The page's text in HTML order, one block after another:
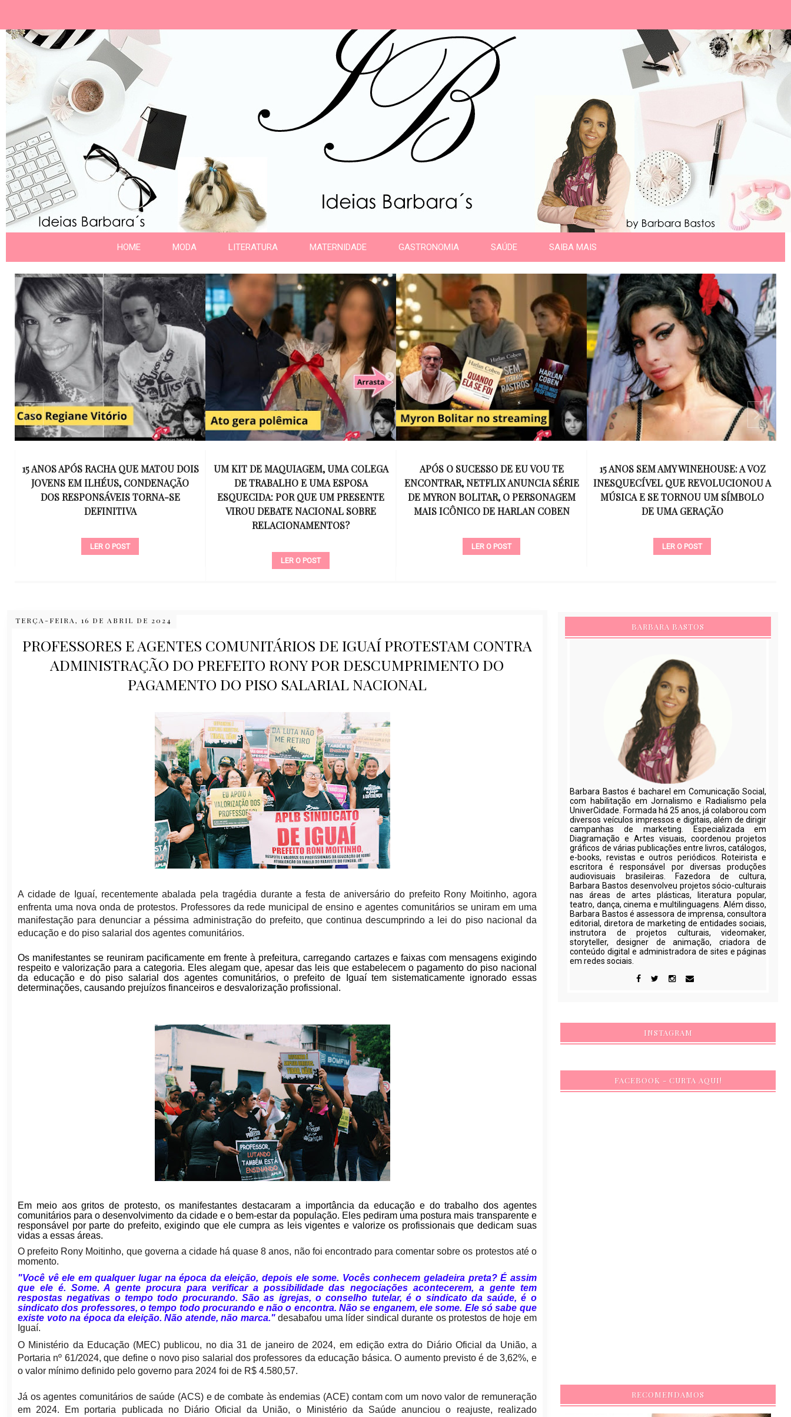
HOME MODA LITERATURA MATERNIDADE GASTRONOMIA SAÚDE SAIBA MAIS
15 ANOS APÓS RACHA QUE MATOU DOIS
JOVENS EM ILHÉUS, CONDENAÇÃO
DOS RESPONSÁVEIS TORNA-SE
DEFINITIVA
LER O POST
UM KIT DE MAQUIAGEM, UMA COLEGA
DE TRABALHO E UMA ESPOSA
ESQUECIDA: POR QUE UM PRESENTE
VIROU DEBATE NACIONAL SOBRE
RELACIONAMENTOS?
LER O POST
APÓS O SUCESSO DE EU VOU TE
ENCONTRAR, NETFLIX ANUNCIA SÉRIE
DE MYRON BOLITAR, O PERSONAGEM
MAIS ICÔNICO DE HARLAN COBEN
LER O POST
15 ANOS SEM AMY WINEHOUSE: A VOZ
INESQUECÍVEL QUE REVOLUCIONOU A
MÚSICA E SE TORNOU UM SÍMBOLO
DE UMA GERAÇÃO
LER O POST
TERÇA-FEIRA, 16 DE ABRIL DE 2024
PROFESSORES E AGENTES COMUNITÁRIOS DE IGUAÍ PROTESTAM CONTRA
ADMINISTRAÇÃO DO PREFEITO RONY POR DESCUMPRIMENTO DO
PAGAMENTO DO PISO SALARIAL NACIONAL
A cidade de Iguaí, recentemente abalada pela tragédia durante a festa de aniversário do prefeito Rony Moitinho, agora
enfrenta uma nova onda de protestos. Professores da rede municipal de ensino e agentes comunitários se uniram em uma
manifestação para denunciar a péssima administração do prefeito, que continua descumprindo a lei do piso nacional da
educação e do piso salarial dos agentes comunitários.
Os manifestantes se reuniram pacificamente em frente à prefeitura, carregando cartazes e faixas com mensagens exigindo
respeito e valorização para a categoria. Eles alegam que, apesar das leis que estabelecem o pagamento do piso nacional
da educação e do piso salarial dos agentes comunitários, o prefeito de Iguaí tem sistematicamente ignorado essas
determinações, causando prejuízos financeiros e desvalorização profissional.
Em meio aos gritos de protesto, os manifestantes destacaram a importância da educação e do trabalho dos agentes
comunitários para o desenvolvimento da cidade e o bem-estar da população. Eles pediram uma postura mais transparente e
responsável por parte do prefeito, exigindo que ele cumpra as leis vigentes e valorize os profissionais que dedicam suas
vidas a essas áreas.
O prefeito Rony Moitinho, que governa a cidade há quase 8 anos, não foi encontrado para comentar sobre os protestos até o
momento.
"Você vê ele em qualquer lugar na época da eleição, depois ele some. Vocês conhecem geladeira preta? É assim
que ele é. Some. A gente procura para verificar a possibilidade das negociações acontecerem, a gente tem
respostas negativas o tempo todo procurando. São as igrejas, o conselho tutelar, é o sindicato da saúde, é o
sindicato dos professores, o tempo todo procurando e não o encontra. Não se enganem, ele some. Ele só sabe que
existe voto na época da eleição. Não atende, não marca."desabafou uma líder sindical durante os protestos de hoje em
Iguaí.
O Ministério da Educação (MEC) publicou, no dia 31 de janeiro de 2024, em edição extra do Diário Oficial da União, a
Portaria nº 61/2024, que define o novo piso salarial dos professores da educação básica. O aumento previsto é de 3,62%, e
o valor mínimo definido pelo governo para 2024 foi de R$ 4.580,57.
Já os agentes comunitários de saúde (ACS) e de combate às endemias (ACE) contam com um novo valor de remuneração
em 2024. Em portaria publicada no Diário Oficial da União, o Ministério da Saúde anunciou o reajuste, realizado
BARBARA BASTOS
Barbara Bastos é bacharel em Comunicação Social,
com habilitação em Jornalismo e Radialismo pela
UniverCidade. Formada há 25 anos, já colaborou com
diversos veículos impressos e digitais, além de dirigir
campanhas de marketing. Especializada em
Diagramação e Artes visuais, coordenou projetos
gráficos de várias publicações entre livros, catálogos,
e-books, revistas e outros periódicos. Roteirista e
escritora é responsável por diversas produções
audiovisuais brasileiras. Fazedora de cultura,
Barbara Bastos desenvolveu projetos sócio-culturais
nas áreas de artes plásticas, literatura popular,
teatro, dança, cinema e multilinguagens. Além disso,
Barbara Bastos é assessora de imprensa, consultora
editorial, diretora de marketing de entidades sociais,
instrutora de projetos culturais, videomaker,
storyteller, designer de animação, criadora de
conteúdo digital e administradora de sites e páginas
em redes sociais.
INSTAGRAM
FACEBOOK - CURTA AQUI!
RECOMENDAMOS